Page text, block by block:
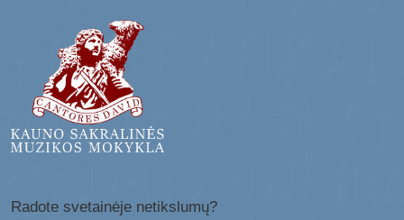
Radote svetainėje netikslumų?